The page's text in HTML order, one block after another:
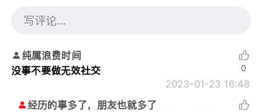
纯属浪费时间
没事不要做无效社交
2023-01-23 16:48
0
经历的事多了，朋友也就多了